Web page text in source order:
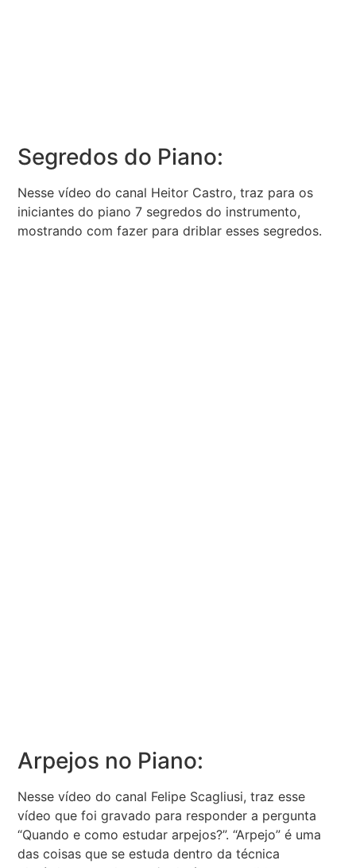
Segredos do Piano:
Nesse vídeo do canal Heitor Castro, traz para os
iniciantes do piano 7 segredos do instrumento,
mostrando com fazer para driblar esses segredos.
Arpejos no Piano:
Nesse vídeo do canal Felipe Scagliusi, traz esse
vídeo que foi gravado para responder a pergunta
“Quando e como estudar arpejos?”. “Arpejo” é uma
das coisas que se estuda dentro da técnica